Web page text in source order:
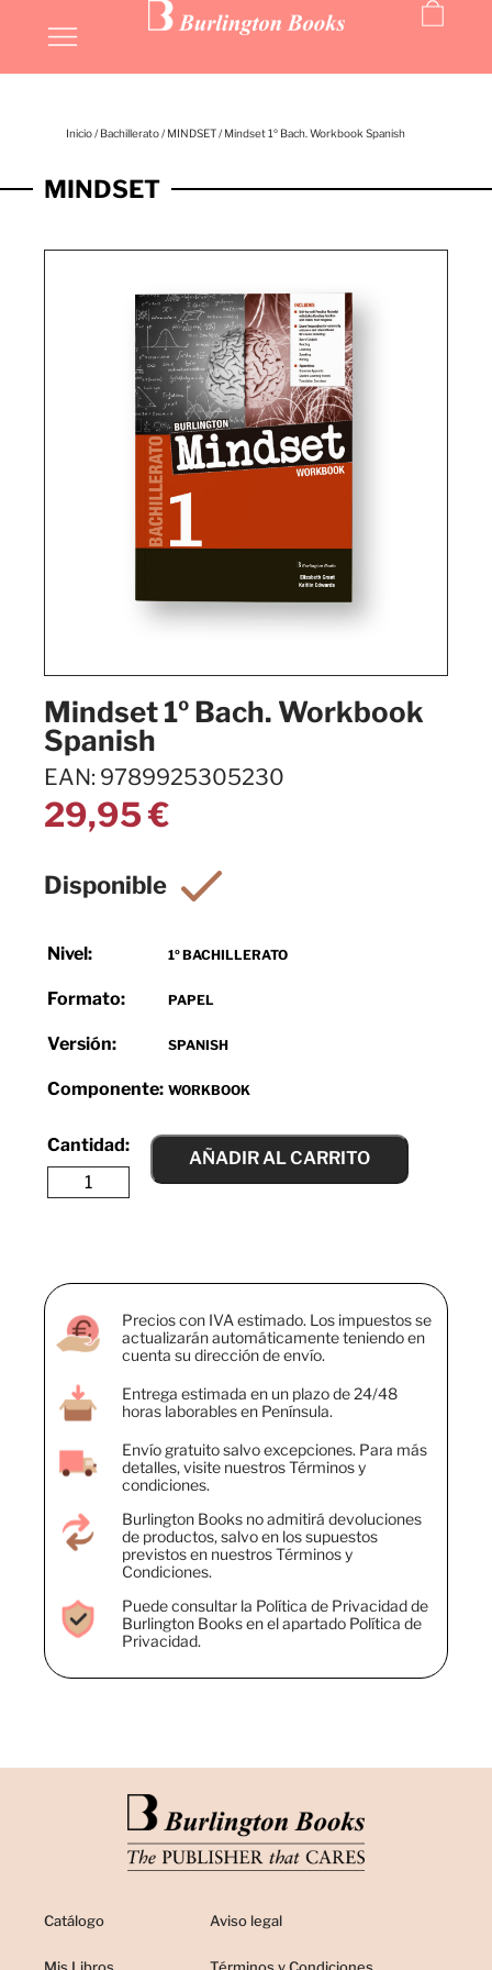
Inicio/ Bachillerato/ MINDSET/ Mindset 1º Bach. Workbook Spanish
MINDSET
Mindset 1º Bach. Workbook
Spanish
EAN: 9789925305230
29,95€
Nivel: 1º BACHILLERATO
Formato: PAPEL
Versión: SPANISH
Componente: WORKBOOK
AÑADIR AL CARRITO
Precios con IVA estimado. Los impuestos se
actualizarán automáticamente teniendo en
cuenta su dirección de envío.
Entrega estimada en un plazo de 24/48
horas laborables en Península.
Envío gratuito salvo excepciones. Para más
detalles, visite nuestros Términos y
condiciones.
Burlington Books no admitirá devoluciones
de productos, salvo en los supuestos
previstos en nuestros Términos y
Condiciones.
Puede consultar la Política de Privacidad de
Burlington Books en el apartado Política de
Privacidad.
Catálogo Aviso legal